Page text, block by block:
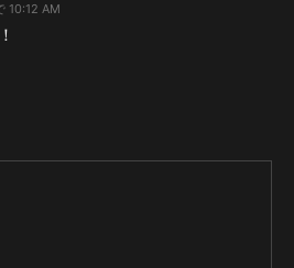
10:12 AM